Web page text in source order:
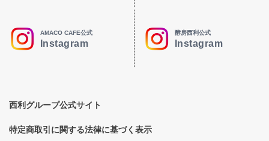
AMACO CAFE公式
Instagram
酵房西利公式
Instagram
西利グループ公式サイト
特定商取引に関する法律に基づく表示